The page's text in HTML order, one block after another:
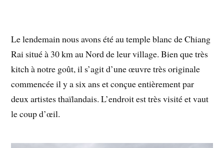
Le lendemain nous avons été au temple blanc de Chiang
Rai situé à 30 km au Nord de leur village. Bien que très
kitch à notre goût, il s’agit d’une œuvre très originale
commencée il y a six ans et conçue entièrement par
deux artistes thaïlandais. L’endroit est très visité et vaut
le coup d’œil.